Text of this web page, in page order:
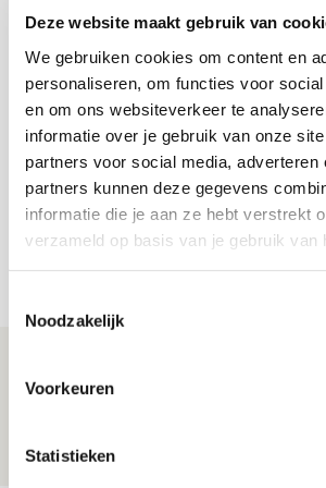
Deze website maakt gebruik van
We gebruiken cookies om content en
personaliseren, om functies voor
en om ons websiteverkeer te
informatie over je gebruik van onze
partners voor social media, adverteren
partners kunnen deze gegevens
informatie die je aan ze hebt verstrekt
verzameld op basis van je gebruik van
Noodzakelijk
Voorkeuren
Statistieken
De Redactie
Bekijk alle berichten van De Redactie
Net binnen //
Zwolle - Ajax
NIEUWS